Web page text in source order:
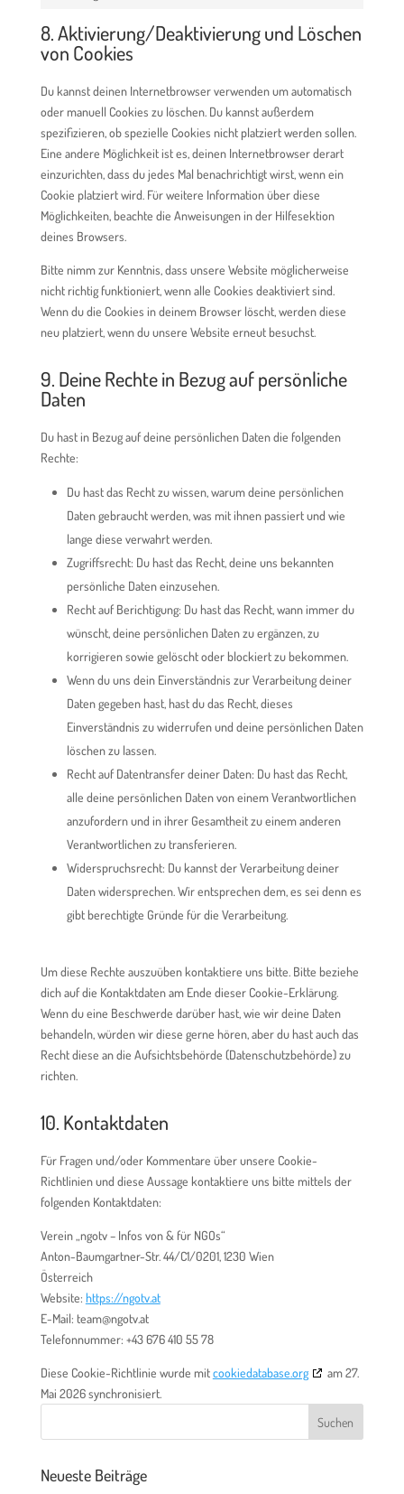
8. Aktivierung/Deaktivierung und Löschen
von Cookies
Du kannst deinen Internetbrowser verwenden um automatisch
oder manuell Cookies zu löschen. Du kannst außerdem
spezifizieren, ob spezielle Cookies nicht platziert werden sollen.
Eine andere Möglichkeit ist es, deinen Internetbrowser derart
einzurichten, dass du jedes Mal benachrichtigt wirst, wenn ein
Cookie platziert wird. Für weitere Information über diese
Möglichkeiten, beachte die Anweisungen in der Hilfesektion
deines Browsers.
Bitte nimm zur Kenntnis, dass unsere Website möglicherweise
nicht richtig funktioniert, wenn alle Cookies deaktiviert sind.
Wenn du die Cookies in deinem Browser löscht, werden diese
neu platziert, wenn du unsere Website erneut besuchst.
9. Deine Rechte in Bezug auf persönliche
Daten
Du hast in Bezug auf deine persönlichen Daten die folgenden
Rechte:
Du hast das Recht zu wissen, warum deine persönlichen
Daten gebraucht werden, was mit ihnen passiert und wie
lange diese verwahrt werden.
Zugriffsrecht: Du hast das Recht, deine uns bekannten
persönliche Daten einzusehen.
Recht auf Berichtigung: Du hast das Recht, wann immer du
wünscht, deine persönlichen Daten zu ergänzen, zu
korrigieren sowie gelöscht oder blockiert zu bekommen.
Wenn du uns dein Einverständnis zur Verarbeitung deiner
Daten gegeben hast, hast du das Recht, dieses
Einverständnis zu widerrufen und deine persönlichen Daten
löschen zu lassen.
Recht auf Datentransfer deiner Daten: Du hast das Recht,
alle deine persönlichen Daten von einem Verantwortlichen
anzufordern und in ihrer Gesamtheit zu einem anderen
Verantwortlichen zu transferieren.
Widerspruchsrecht: Du kannst der Verarbeitung deiner
Daten widersprechen. Wir entsprechen dem, es sei denn es
gibt berechtigte Gründe für die Verarbeitung.
Um diese Rechte auszuüben kontaktiere uns bitte. Bitte beziehe
dich auf die Kontaktdaten am Ende dieser Cookie-Erklärung.
Wenn du eine Beschwerde darüber hast, wie wir deine Daten
behandeln, würden wir diese gerne hören, aber du hast auch das
Recht diese an die Aufsichtsbehörde (Datenschutzbehörde) zu
richten.
10. Kontaktdaten
Für Fragen und/oder Kommentare über unsere Cookie-
Richtlinien und diese Aussage kontaktiere uns bitte mittels der
folgenden Kontaktdaten:
Verein „ngotv – Infos von & für NGOs“
Anton-Baumgartner-Str. 44/C1/0201, 1230 Wien
Österreich
Website: https://ngotv.at
E-Mail: team@ngotv.at
Telefonnummer: +43 676 410 55 78
Diese Cookie-Richtlinie wurde mitcookiedatabase.org
am 27.
Mai 2026 synchronisiert.
Neueste Beiträge